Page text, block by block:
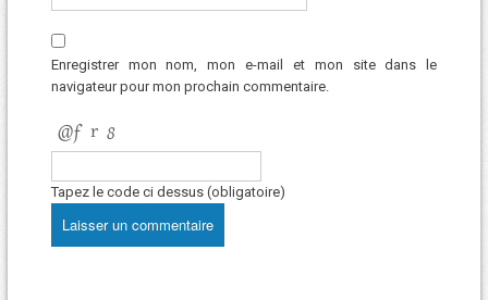
Enregistrer mon nom, mon e-mail et mon site dans le
navigateur pour mon prochain commentaire.
Tapez le code ci dessus (obligatoire)